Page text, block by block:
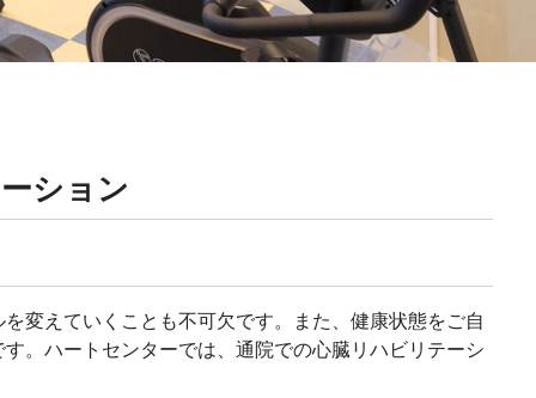
ション
変えていくことも不可欠です。また、健康状態をご自
。ハートセンターでは、通院での心臓リハビリテーシ